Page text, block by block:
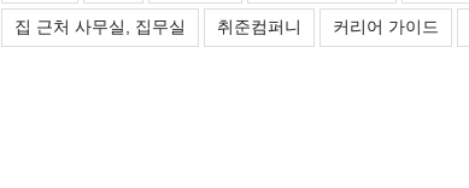
집 근처 사무실, 집무실 취준컴퍼니 커리어 가이드